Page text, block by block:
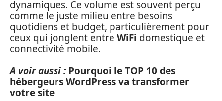
dynamiques. Ce volume est souvent perçu
comme le juste milieu entre besoins
quotidiens et budget, particulièrement pour
ceux qui jonglent entre WiFi domestique et
connectivité mobile.
A voir aussi : Pourquoi le TOP 10 des
hébergeurs WordPress va transformer
votre site